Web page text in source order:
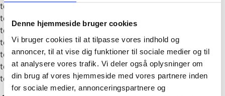
Denne hjemmeside bruger cookies
Vi bruger cookies til at tilpasse vores indhold og
annoncer, til at vise dig funktioner til sociale medier og til
at analysere vores trafik. Vi deler også oplysninger om
din brug af vores hjemmeside med vores partnere inden
for sociale medier, annonceringspartnere og
tekst tekst tekst tekst tekst tekst tekst tekst tekst tekst
tekst tekst tekst tekst tekst tekst tekst tekst tekst tekst
tekst tekst tekst tekst tekst tekst tekst tekst tekst tekst
tekst tekst tekst tekst tekst tekst tekst tekst tekst tekst
tekst tekst tekst tekst tekst tekst tekst tekst tekst tekst
tekst tekst tekst tekst tekst tekst tekst tekst tekst tekst
tekst tekst tekst